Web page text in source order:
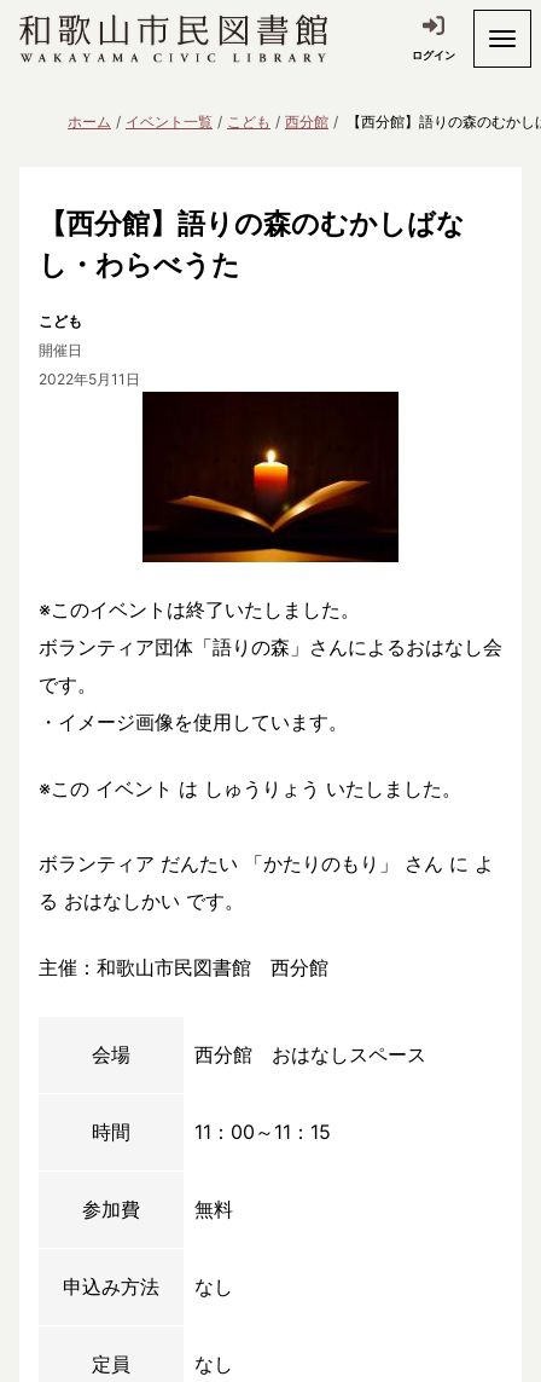
ログイン
ホーム イベント一覧 こども 西分館 【西分館】語りの森のむか
【西分館】語りの森のむかしばな
し・わらべうた
こども
開催日
2022年5月11日
※このイベントは終了いたしました。
ボランティア団体「語りの森」さんによるおはなし会
です。
・イメージ画像を使用しています。
※この イベント は しゅうりょう いたしました。
ボランティア だんたい 「かたりのもり」 さん に よ
る おはなしかい です。
主催：和歌山市民図書館 西分館
会場 西分館 おはなしスペース
時間 11：00～11：15
参加費 無料
申込み方法 なし
定員 なし